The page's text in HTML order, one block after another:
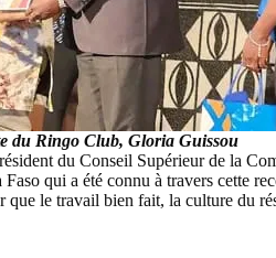
du Ringo Club, Gloria Guissou
du Conseil Supérieur de la
qui a été connu à travers cette
le travail bien fait, la culture du